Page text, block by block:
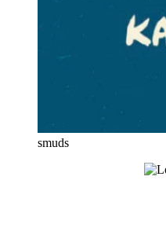
smuds